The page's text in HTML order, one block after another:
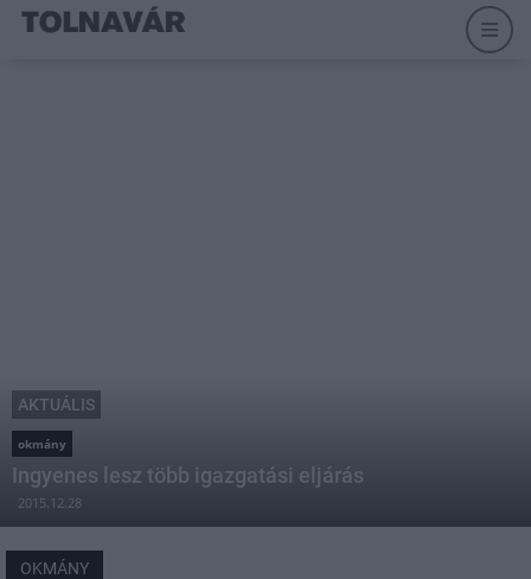
AKTUÁLIS
okmány
Ingyenes lesz több igazgatási eljárás
2015.12.28
OKMÁNY